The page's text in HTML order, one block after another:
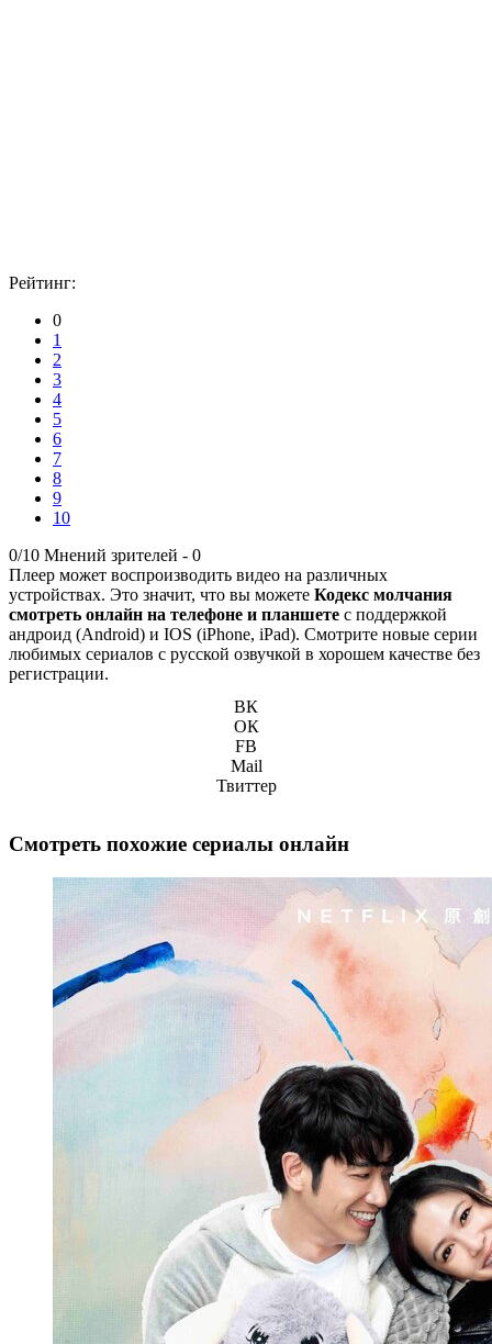
Рейтинг:
0
1
2
3
4
5
6
7
8
9
10
0/10 Мнений зрителей - 0
Плеер может воспроизводить видео на различных
устройствах. Это значит, что вы можете Кодекс молчания
смотреть онлайн на телефоне и планшете с поддержкой
андроид (Android) и IOS (iPhone, iPad). Смотрите новые серии
любимых сериалов с русской озвучкой в хорошем качестве без
регистрации.
ВК
ОК
FB
Mail
Твиттер
Смотреть похожие сериалы онлайн